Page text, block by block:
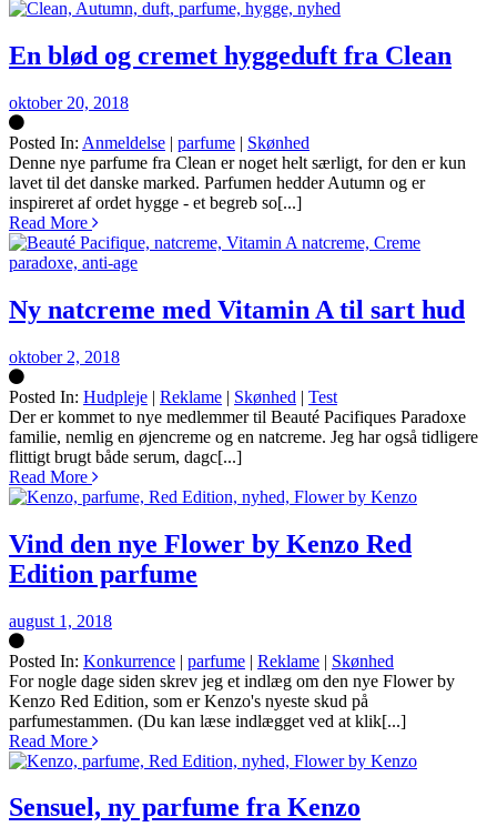
En blød og cremet hyggeduft fra Clean
oktober 20, 2018
Posted In: Anmeldelse | parfume | Skønhed
Silke
Denne nye parfume fra Clean er noget helt særligt, for den er kun
lavet til det danske marked. Parfumen hedder Autumn og er
inspireret af ordet hygge - et begreb so[...]
Read More
Ny natcreme med Vitamin A til sart hud
oktober 2, 2018
Posted In: Hudpleje | Reklame | Skønhed | Test
Silke
Der er kommet to nye medlemmer til Beauté Pacifiques Paradoxe
familie, nemlig en øjencreme og en natcreme. Jeg har også tidligere
flittigt brugt både serum, dagc[...]
Read More
Vind den nye Flower by Kenzo Red
Edition parfume
august 1, 2018
Posted In: Konkurrence | parfume | Reklame | Skønhed
Silke
For nogle dage siden skrev jeg et indlæg om den nye Flower by
Kenzo Red Edition, som er Kenzo's nyeste skud på
parfumestammen. (Du kan læse indlægget ved at klik[...]
Read More
Sensuel, ny parfume fra Kenzo